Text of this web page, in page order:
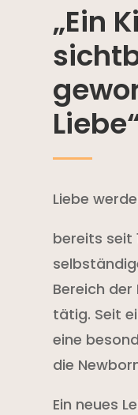
„Ein
Liebe
bereits seit
Bereich
tätig. Seit
eine
die
Ein neues